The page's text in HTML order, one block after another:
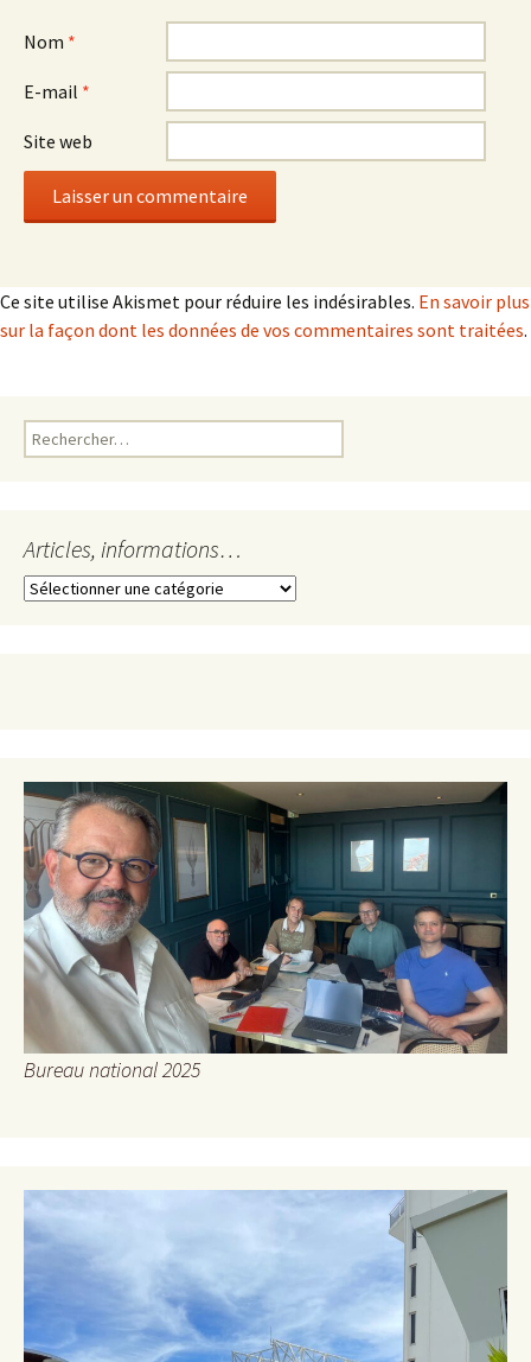
Nom *
E-mail *
Site web
Ce site utilise Akismet pour réduire les indésirables. En savoir plus
sur la façon dont les données de vos commentaires sont traitées.
Rechercher :
Articles, informations…
Articles,
Bureau national 2025